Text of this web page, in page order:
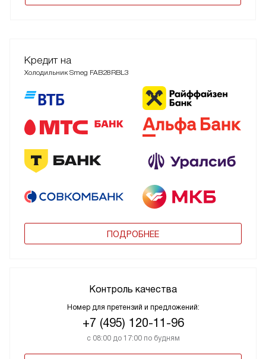
Кредит на
Холодильник Smeg FAB28RBL3
ПОДРОБНЕЕ
Контроль качества
Номер для претензий и предложений:
+7 (495) 120-11-96
с 08:00 до 17:00 по будням